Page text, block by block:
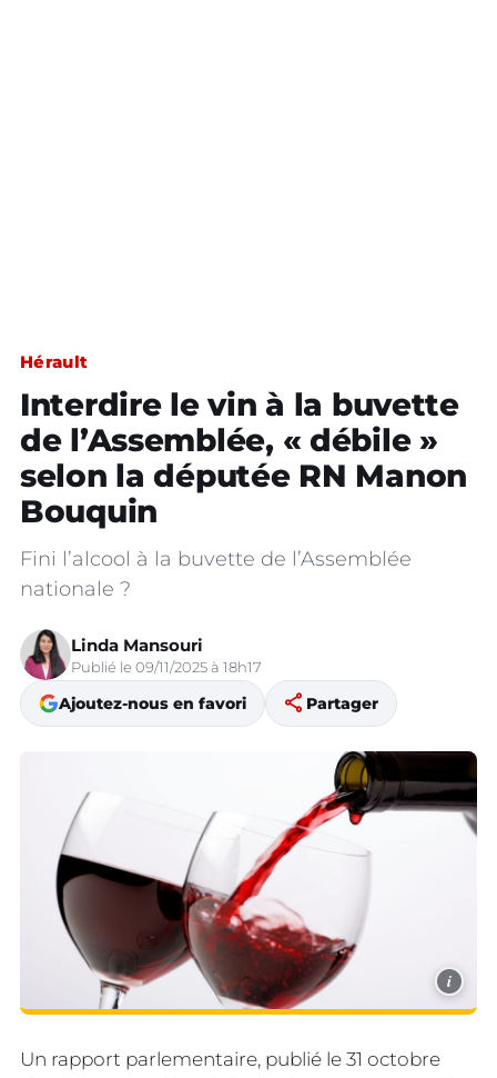
Hérault
Interdire le vin à la buvette
de l’Assemblée, « débile »
selon la députée RN Manon
Bouquin
Fini l’alcool à la buvette de l’Assemblée
nationale ?
Linda Mansouri
Publié le 09/11/2025 à 18h17
Ajoutez-nous en favori share Partager
i
Un rapport parlementaire, publié le 31 octobre